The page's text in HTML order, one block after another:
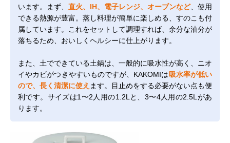
います。まず、 直火、IH、電子レンジ、オーブンなど、使用
できる熱源が豊富。蒸し料理が簡単に楽しめる、すのこも付
属しています。これをセットして調理すれば、余分な油分が
落ちるため、おいしくヘルシーに仕上がります。
また、土でできている土鍋は、一般的に吸水性が高く、ニオ
イやカビがつきやすいものですが、KAKOMIは 吸水率が低い
ので、長く清潔に使え ます。目止めをする必要がない点も便
利です。サイズは1〜2人用の1.2Lと、3〜4人用の2.5Lがあ
ります。